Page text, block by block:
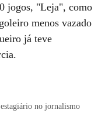
jogos, "Leja", como
menos vazado
já teve
no jornalismo